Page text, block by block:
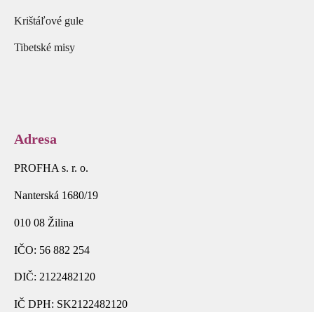
Krištáľové gule
Tibetské misy
Adresa
PROFHA s. r. o.
Nanterská 1680/19
010 08 Žilina
IČO: 56 882 254
DIČ: 2122482120
IČ DPH: SK2122482120